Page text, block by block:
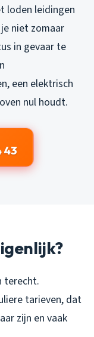
loden leidingen
niet zomaar
in gevaar te
een elektrisch
nul houdt.
43
terecht.
tarieven, dat
zijn en vaak